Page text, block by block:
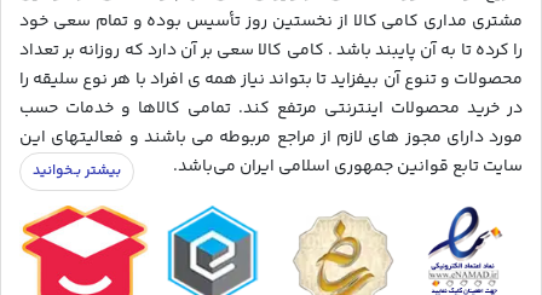
مشتری مداری کامی کالا از نخستین روز تأسیس بوده و تمام سعی خود
را کرده تا به آن پایبند باشد . کامی کالا سعی بر آن دارد که روزانه بر تعداد
محصولات و تنوع آن بیفزاید تا بتواند نیاز همه ی افراد با هر نوع سلیقه را
در خرید محصولات اینترنتی مرتفع کند. تمامی کالاها و خدمات حسب
مورد دارای مجوز های لازم از مراجع مربوطه می باشند و فعالیتهای این
سایت تابع قوانین جمهوری اسلامی ایران می‌باشد.